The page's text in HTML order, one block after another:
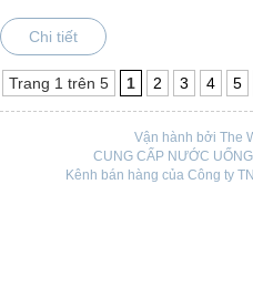
Chi tiết
Trang 1 trên 5 1 2 3 4 5
Vận hành bởi The
CUNG CẤP NƯỚC
Kênh bán hàng của Công ty